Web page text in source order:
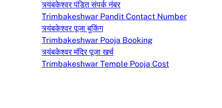
त्र्यंबकेश्वर पंडित संपर्क नंबर
Trimbakeshwar Pandit Contact Number
त्र्यंबकेश्वर पूजा बुकिंग
Trimbakeshwar Pooja Booking
त्र्यंबकेश्वर मंदिर पूजा खर्च
Trimbakeshwar Temple Pooja Cost